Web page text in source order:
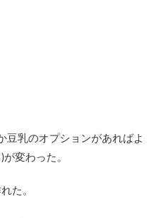
豆乳のオプションがあればよ
変わった。
た。